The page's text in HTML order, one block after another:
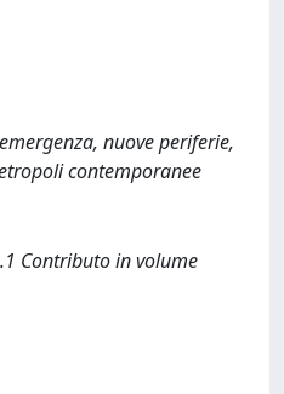
nuove periferie,
contemporanee
Contributo in volume